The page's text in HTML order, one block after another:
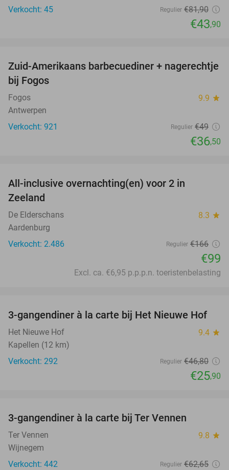
Verkocht: 45
Regulier €81,90
€43,90
26%
Zuid-Amerikaans barbecuediner + nagerechtje
bij Fogos
Fogos 9.9 star
Antwerpen
Verkocht: 921
Regulier €49
€36,50
All-inclusive overnachting(en) voor 2 in
Zeeland
De Elderschans 8.3 star
Aardenburg
Verkocht: 2.486
Regulier €166
€99
Excl. ca. €6,95 p.p.p.n. toeristenbelasting
45%
3-gangendiner à la carte bij Het Nieuwe Hof
Het Nieuwe Hof 9.4 star
Kapellen (12 km)
Verkocht: 292
Regulier €46,80
€25,90
3-gangendiner à la carte bij Ter Vennen
Ter Vennen 9.8 star
Wijnegem
Verkocht: 442
Regulier €62,65